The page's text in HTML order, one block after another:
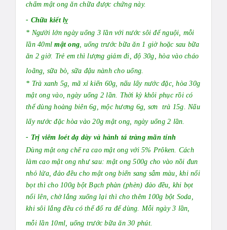
chấm mật ong ăn chữa được chứng này.
- Chữa kiết lỵ
* Người lớn ngày uống 3 lần với nước sôi để nguội, mỗi
lần 40mlmật ong , uống trước bữa ăn 1 giờ hoặc sau bữa
ăn 2 giờ. Trẻ em thì lượng giảm đi, độ 30g, hòa vào cháo
loãng, sữa bò, sữa đậu nành cho uống.
* Trà xanh 5g, mã xỉ kiến 60g, nấu lấy nước đặc, hòa 30g
mật ong vào, ngày uống 2 lần. Thời kỳ khôi phục rồi có
thể dùng hoàng biên 6g, mộc hương 6g, sơn trà 15g. Nấu
lấy nước đặc hòa vào 20g mật ong, ngày uống 2 lần.
- Trị viêm loét dạ dày và hành tá tràng mãn tính
Dùng mật ong chế ra cao mật ong với 5% Prôken. Cách
làm cao mật ong như sau: mật ong 500g cho vào nồi đun
nhỏ lửa, đảo đều cho mật ong biến sang sẫm màu, khi nổi
bọt thì cho 100g bột Bạch phàn (phèn) đảo đều, khi bọt
nổi lên, chờ lắng xuống lại thì cho thêm 100g bột Soda,
khi sôi lắng đều có thể đổ ra để dùng. Mỗi ngày 3 lần,
mỗi lần 10ml, uống trước bữa ăn 30 phút.